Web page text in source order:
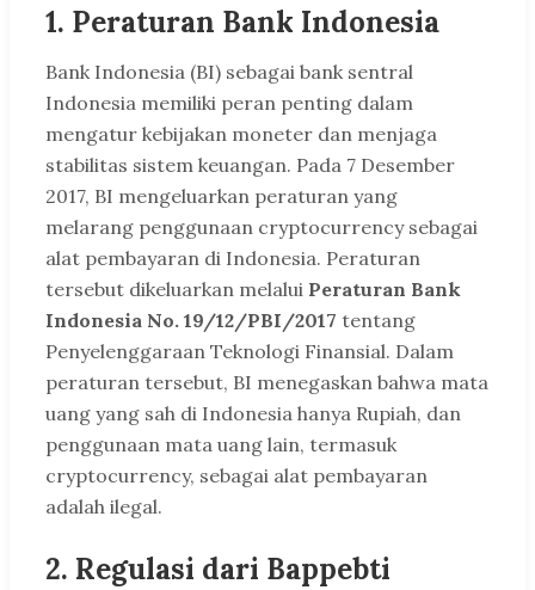
1. Peraturan Bank Indonesia
Bank Indonesia (BI) sebagai bank sentral
Indonesia memiliki peran penting dalam
mengatur kebijakan moneter dan menjaga
stabilitas sistem keuangan. Pada 7 Desember
2017, BI mengeluarkan peraturan yang
melarang penggunaan cryptocurrency sebagai
alat pembayaran di Indonesia. Peraturan
tersebut dikeluarkan melalui Peraturan Bank
Indonesia No. 19/12/PBI/2017 tentang
Penyelenggaraan Teknologi Finansial. Dalam
peraturan tersebut, BI menegaskan bahwa mata
uang yang sah di Indonesia hanya Rupiah, dan
penggunaan mata uang lain, termasuk
cryptocurrency, sebagai alat pembayaran
adalah ilegal.
2. Regulasi dari Bappebti